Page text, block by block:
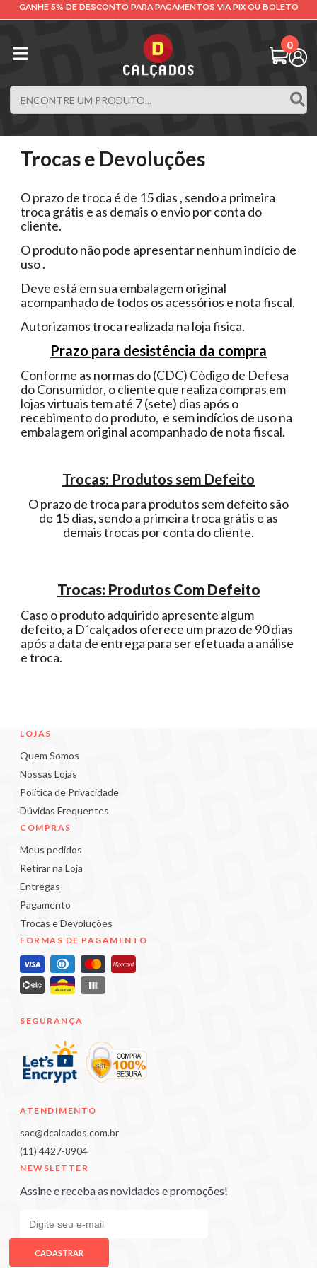
GANHE 5% DE DESCONTO PARA PAGAMENTOS VIA PIX OU BOLETO
0
Trocas e Devoluções
O prazo de troca é de 15 dias , sendo a primeira
troca grátis e as demais o envio por conta do
cliente.
O produto não pode apresentar nenhum indício de
uso .
Deve está em sua embalagem original
acompanhado de todos os acessórios e nota fiscal.
Autorizamos troca realizada na loja fisica.
Prazo para desistência da compra
Conforme as normas do (CDC) Còdigo de Defesa
do Consumidor, o cliente que realiza compras em
lojas virtuais tem até 7 (sete) dias após o
recebimento do produto, e sem indícios de uso na
embalagem original acompanhado de nota fiscal.
Trocas: Produtos sem Defeito
O prazo de troca para produtos sem defeito são
de 15 dias, sendo a primeira troca grátis e as
demais trocas por conta do cliente.
Trocas: Produtos Com Defeito
Caso o produto adquirido apresente algum
defeito, a D´calçados oferece um prazo de 90 dias
após a data de entrega para ser efetuada a análise
e troca.
LOJAS
Quem Somos
Nossas Lojas
Política de Privacidade
Dúvidas Frequentes
COMPRAS
Meus pedidos
Retirar na Loja
Entregas
Pagamento
Trocas e Devoluções
FORMAS DE PAGAMENTO
SEGURANÇA
ATENDIMENTO
sac@dcalcados.com.br
(11) 4427-8904
NEWSLETTER
Assine e receba as novidades e promoções!
CADASTRAR